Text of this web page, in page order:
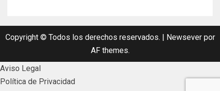
Copyright © Todos los derechos reservados. | Newseverpor
AF themes.
Aviso Legal
Política de Privacidad